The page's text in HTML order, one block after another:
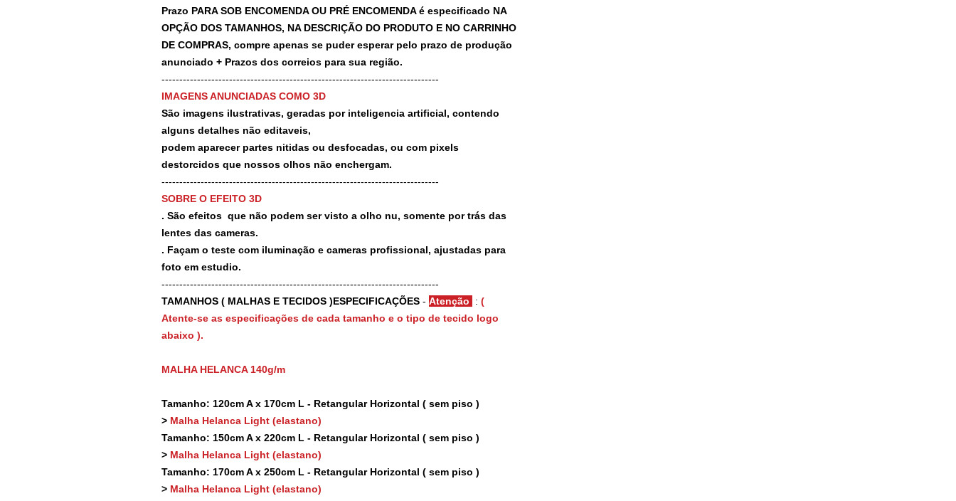
Prazo PARA SOB ENCOMENDA OU PRÉ ENCOMENDA é especificado NA
OPÇÃO DOS TAMANHOS, NA DESCRIÇÃO DO PRODUTO E NO CARRINHO
DE COMPRAS, compre apenas se puder esperar pelo prazo de produção
anunciado + Prazos dos correios para sua região.
------------------------------------------------------------------------------
IMAGENS ANUNCIADAS COMO 3D
São imagens ilustrativas, geradas por inteligencia artificial, contendo
alguns detalhes não editaveis,
podem aparecer partes nitidas ou desfocadas, ou com pixels
destorcidos que nossos olhos não enchergam.
------------------------------------------------------------------------------
SOBRE O EFEITO 3D
. São efeitos que não podem ser visto a olho nu, somente por trás das
lentes das cameras.
. Façam o teste com iluminação e cameras profissional, ajustadas para
foto em estudio.
------------------------------------------------------------------------------
TAMANHOS ( MALHAS E TECIDOS )ESPECIFICAÇÕES - Atenção : (
Atente-se as especificações de cada tamanho e o tipo de tecido logo
abaixo ).
MALHA HELANCA 140g/m
Tamanho: 120cm A x 170cm L - Retangular Horizontal ( sem piso )
> Malha Helanca Light (elastano)
Tamanho: 150cm A x 220cm L - Retangular Horizontal ( sem piso )
> Malha Helanca Light (elastano)
Tamanho: 170cm A x 250cm L - Retangular Horizontal ( sem piso )
> Malha Helanca Light (elastano)